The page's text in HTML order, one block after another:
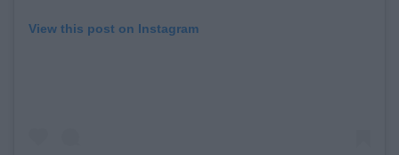
View this post on Instagram